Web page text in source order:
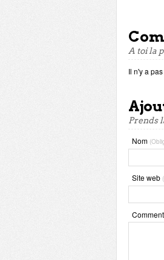
A toi la
Il n'y a
Prends
Nom
Site web